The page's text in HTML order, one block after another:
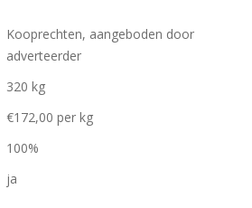
Kooprechten, aangeboden door
adverteerder
320 kg
€172,00 per kg
100%
ja